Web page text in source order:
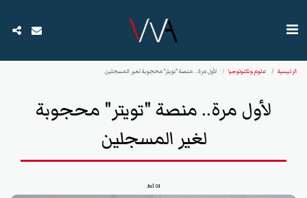
الرئيسية علوم وتكنولوجيا لأول مرة.. منصة "تويتر" محجوبة لغير المسجلين
لأول مرة.. منصة "تويتر" محجوبة
لغير المسجلين
01
Jul